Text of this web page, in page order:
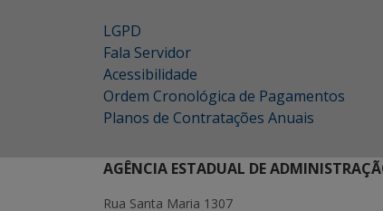
LGPD
Fala Servidor
Acessibilidade
Ordem Cronológica de Pagamentos
Planos de Contratações Anuais
AGÊNCIA ESTADUAL DE
Rua Santa Maria 1307